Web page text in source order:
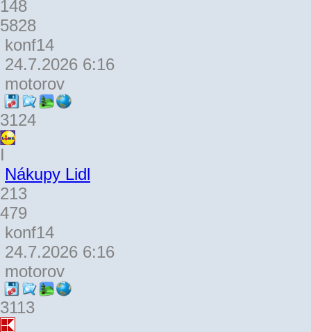
148
5828
konf14
24.7.2026 6:16
motorov
3124
I
Nákupy Lidl
213
479
konf14
24.7.2026 6:16
motorov
3113